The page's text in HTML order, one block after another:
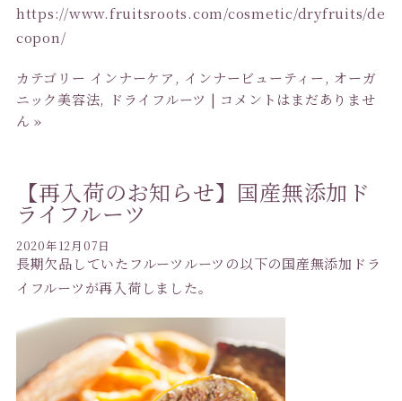
https://www.fruitsroots.com/cosmetic/dryfruits/de
copon/
カテゴリー インナーケア, インナービューティー, オーガ
ニック美容法, ドライフルーツ | コメントはまだありませ
ん »
【再入荷のお知らせ】国産無添加ド
ライフルーツ
2020年12月07日
長期欠品していたフルーツルーツの以下の国産無添加ドラ
イフルーツが再入荷しました。